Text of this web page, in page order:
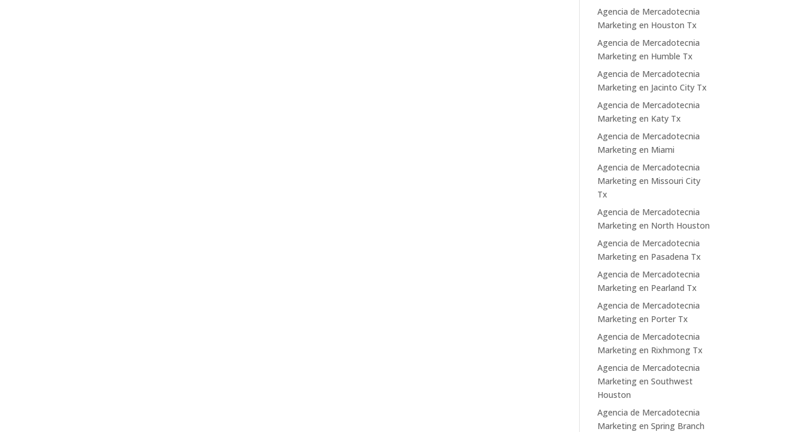
Agencia de Mercadotecnia
Marketing en Houston Tx
Agencia de Mercadotecnia
Marketing en Humble Tx
Agencia de Mercadotecnia
Marketing en Jacinto City Tx
Agencia de Mercadotecnia
Marketing en Katy Tx
Agencia de Mercadotecnia
Marketing en Miami
Agencia de Mercadotecnia
Marketing en Missouri City
Tx
Agencia de Mercadotecnia
Marketing en North Houston
Agencia de Mercadotecnia
Marketing en Pasadena Tx
Agencia de Mercadotecnia
Marketing en Pearland Tx
Agencia de Mercadotecnia
Marketing en Porter Tx
Agencia de Mercadotecnia
Marketing en Rixhmong Tx
Agencia de Mercadotecnia
Marketing en Southwest
Houston
Agencia de Mercadotecnia
Marketing en Spring Branch